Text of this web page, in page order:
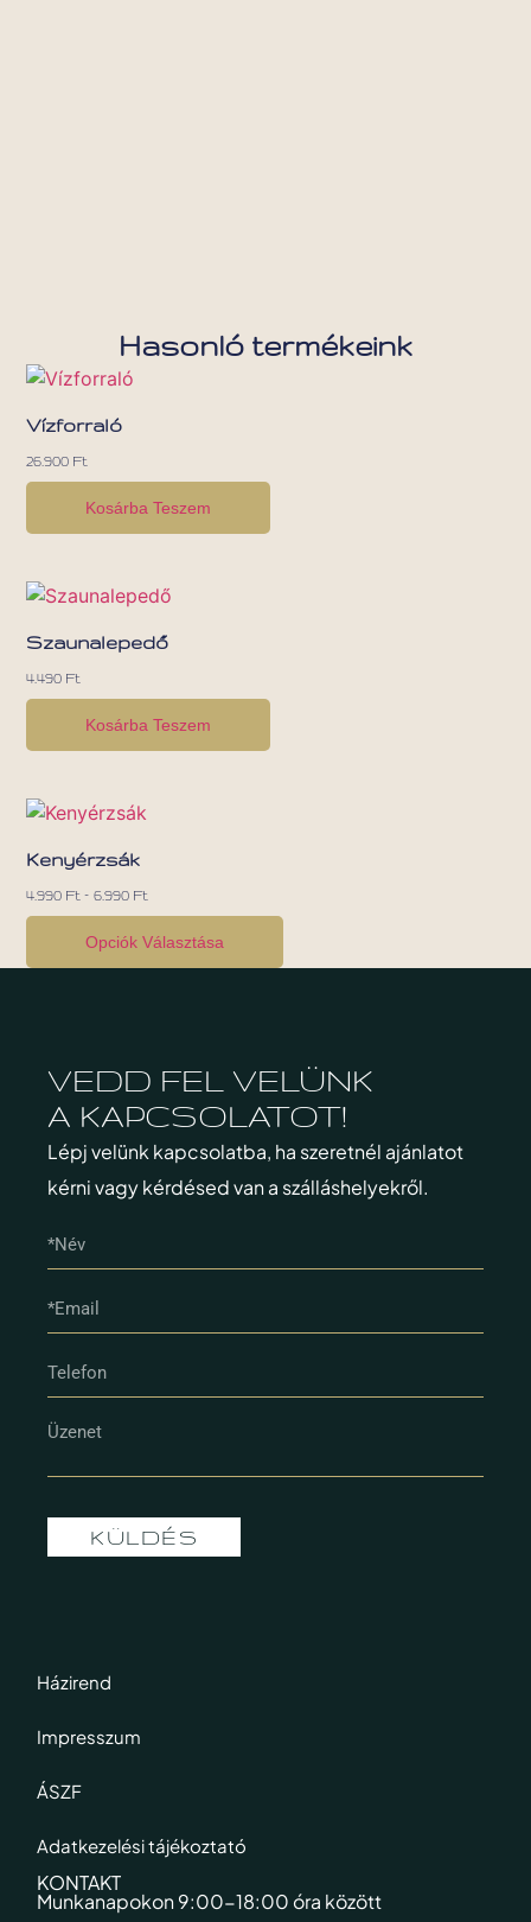
Hasonló termékeink
Vízforraló
26.900 Ft
Kosárba Teszem
Szaunalepedő
4.490 Ft
Kosárba Teszem
Kenyérzsák
4.990 Ft – 6.990 Ft
Opciók Választása
VEDD FEL VELÜNK
A KAPCSOLATOT!
Lépj velünk kapcsolatba, ha szeretnél ajánlatot
kérni vagy kérdésed van a szálláshelyekről.
KÜLDÉS
Házirend
Impresszum
ÁSZF
Adatkezelési tájékoztató
KONTAKT
Munkanapokon 9:00-18:00 óra között​